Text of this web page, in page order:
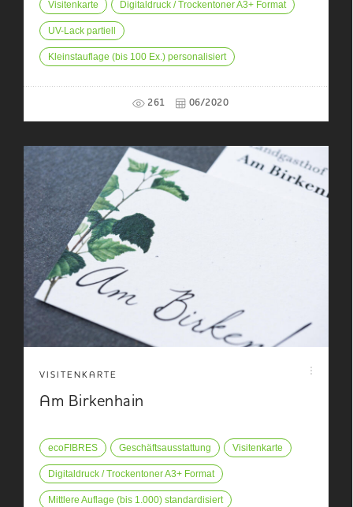
Visitenkarte Digitaldruck / Trockentoner A3+ Format
UV-Lack partiell
Kleinstauflage (bis 100 Ex.) personalisiert
261 06/2020
VISITENKARTE
Am Birkenhain
ecoFIBRES Geschäftsausstattung Visitenkarte
Digitaldruck / Trockentoner A3+ Format
Mittlere Auflage (bis 1.000) standardisiert